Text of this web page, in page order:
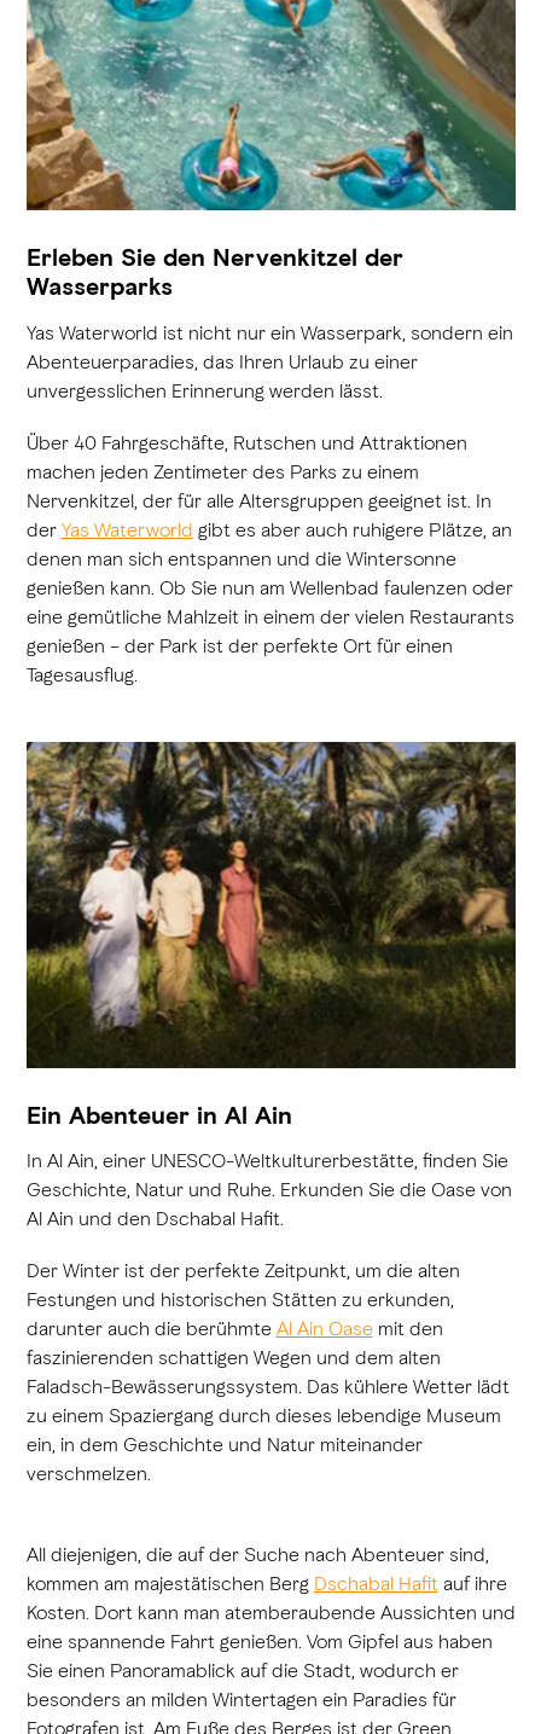
Erleben Sie den Nervenkitzel der
Wasserparks
Yas Waterworld ist nicht nur ein Wasserpark, sondern ein
Abenteuerparadies, das Ihren Urlaub zu einer
unvergesslichen Erinnerung werden lässt.
Über 40 Fahrgeschäfte, Rutschen und Attraktionen
machen jeden Zentimeter des Parks zu einem
Nervenkitzel, der für alle Altersgruppen geeignet ist. In
der Yas Waterworld gibt es aber auch ruhigere Plätze, an
denen man sich entspannen und die Wintersonne
genießen kann. Ob Sie nun am Wellenbad faulenzen oder
eine gemütliche Mahlzeit in einem der vielen Restaurants
genießen – der Park ist der perfekte Ort für einen
Tagesausflug.
Ein Abenteuer in Al Ain
In Al Ain, einer UNESCO-Weltkulturerbestätte, finden Sie
Geschichte, Natur und Ruhe. Erkunden Sie die Oase von
Al Ain und den Dschabal Hafit.
Der Winter ist der perfekte Zeitpunkt, um die alten
Festungen und historischen Stätten zu erkunden,
darunter auch die berühmte Al Ain Oasemit den
faszinierenden schattigen Wegen und dem alten
Faladsch-Bewässerungssystem. Das kühlere Wetter lädt
zu einem Spaziergang durch dieses lebendige Museum
ein, in dem Geschichte und Natur miteinander
verschmelzen.
All diejenigen, die auf der Suche nach Abenteuer sind,
kommen am majestätischen Berg Dschabal Hafitauf ihre
Kosten. Dort kann man atemberaubende Aussichten und
eine spannende Fahrt genießen. Vom Gipfel aus haben
Sie einen Panoramablick auf die Stadt, wodurch er
besonders an milden Wintertagen ein Paradies für
Fotografen ist. Am Fuße des Berges ist der Green